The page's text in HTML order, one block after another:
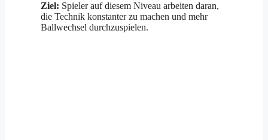
Ziel: Spieler auf diesem Niveau arbeiten daran,
die Technik konstanter zu machen und mehr
Ballwechsel durchzuspielen.